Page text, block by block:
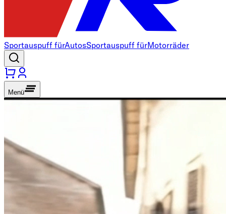
Sportauspuff fürAutosSportauspuff fürMotorräder
Menü